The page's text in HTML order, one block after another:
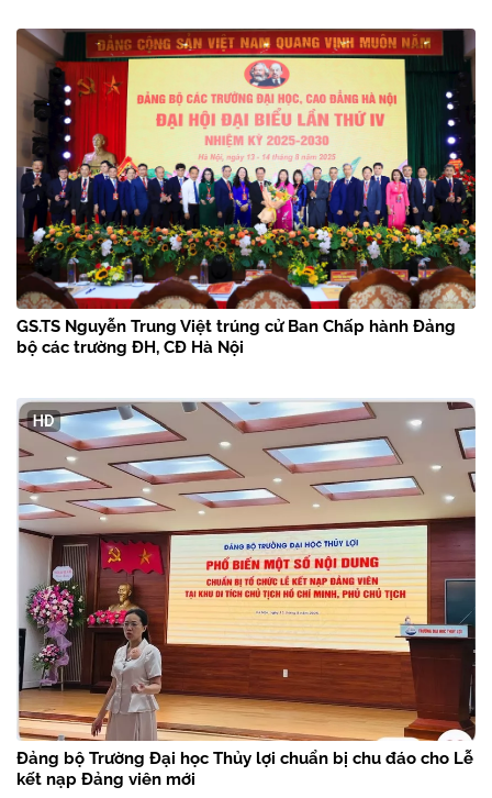
GS.TS Nguyễn Trung Việt trúng cử Ban Chấp hành Đảng
bộ các trường ĐH, CĐ Hà Nội
Đảng bộ Trường Đại học Thủy lợi chuẩn bị chu đáo cho Lễ
kết nạp Đảng viên mới